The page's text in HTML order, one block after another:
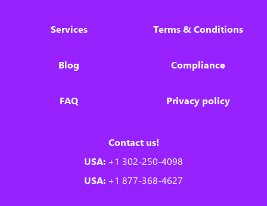
Services
Blog
FAQ
Terms & Conditions
Compliance
Privacy policy
Contact us!
USA: +1 302-250-4098
USA: +1 877-368-4627